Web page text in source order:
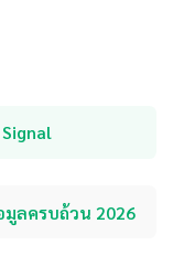
มูลครบถ้วน 2026